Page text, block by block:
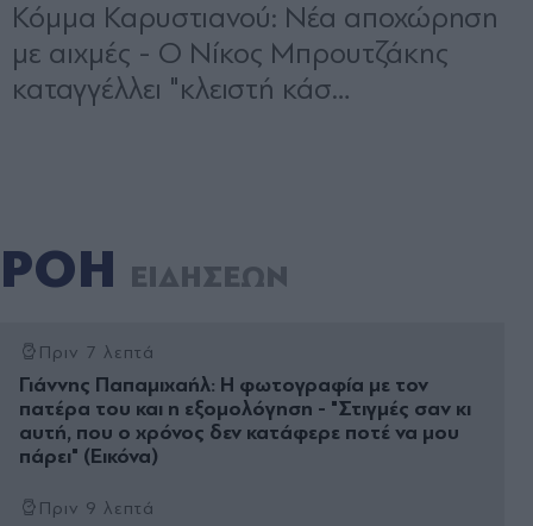
ΡΟΗ ΕΙΔΗΣΕΩΝ
Πριν 7 λεπτά
Γιάννης Παπαμιχαήλ: Η φωτογραφία με τον
πατέρα του και η εξομολόγηση - "Στιγμές σαν κι
αυτή, που ο χρόνος δεν κατάφερε ποτέ να μου
πάρει" (Εικόνα)
Πριν 9 λεπτά